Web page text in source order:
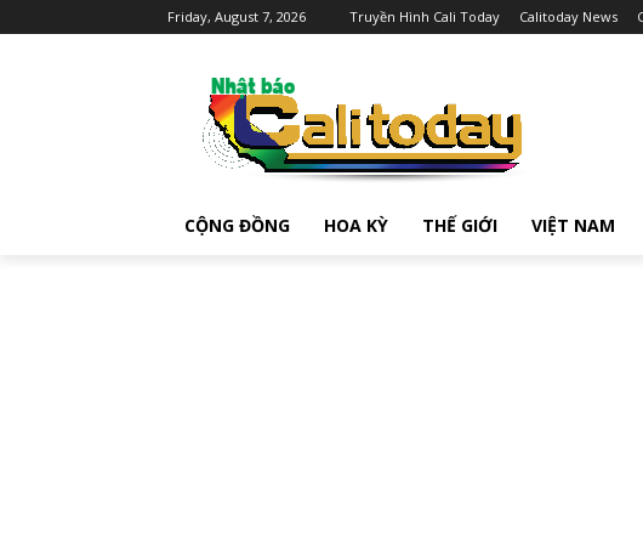
Friday, August 7, 2026 Truyền Hình Cali Today Calitoday News
CỘNG ĐỒNG HOA KỲ THẾ GIỚI VIỆT NAM